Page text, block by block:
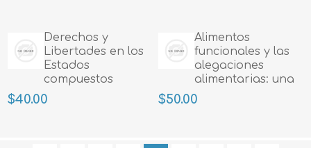
Derechos y
Libertades en los
Estados
compuestos
$40.00
Alimentos
funcionales y las
alegaciones
alimentarias: una
aproximacion
juridica
$50.00